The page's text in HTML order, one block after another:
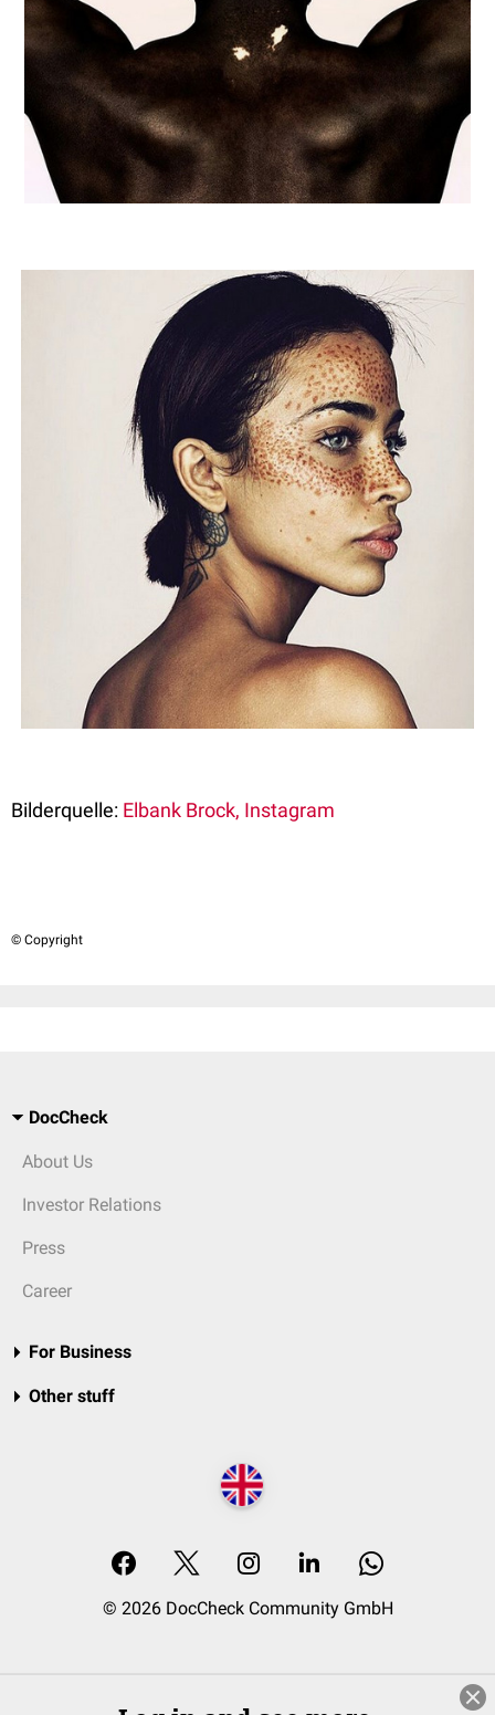
Bilderquelle: Elbank Brock, Instagram
© Copyright
DocCheck
About Us
Investor Relations
Press
Career
For Business
Other stuff
© 2026 DocCheck Community GmbH